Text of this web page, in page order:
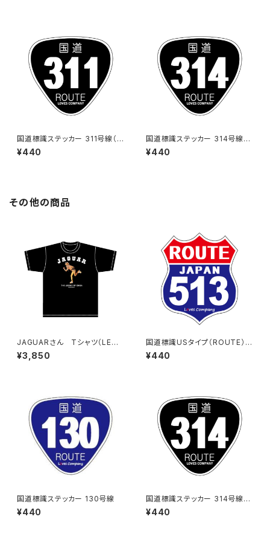
国道標識ステッカー 311号線（ブ
ラック）
¥440
国道標識ステッカー 314号線
（ブラック）
¥440
その他の商品
JAGUARさん Tシャツ（LEGE
ND-B）Black
¥3,850
国道標識USタイプ（ROUTE）ス
テッカー 513号線
¥440
国道標識ステッカー 130号線
¥440
国道標識ステッカー 314号線
（ブラック）
¥440